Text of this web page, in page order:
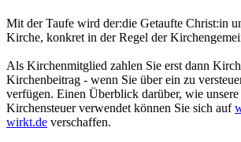
Mit der Taufe wird der:die Getaufte Christ:in
Kirche, konkret in der Regel der
Als Kirchenmitglied zahlen Sie erst dann
Kirchenbeitrag - wenn Sie über ein zu
verfügen. Einen Überblick darüber, wie
Kirchensteuer verwendet können Sie sich auf
wirkt.de verschaffen.